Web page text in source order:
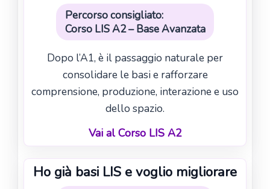
Percorso consigliato:
Corso LIS A2 – Base Avanzata
Dopo l’A1, è il passaggio naturale per
consolidare le basi e rafforzare
comprensione, produzione, interazione e uso
dello spazio.
Vai al Corso LIS A2
Ho già basi LIS e voglio migliorare